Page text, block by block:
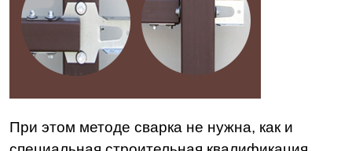
При этом методе сварка не нужна, как и